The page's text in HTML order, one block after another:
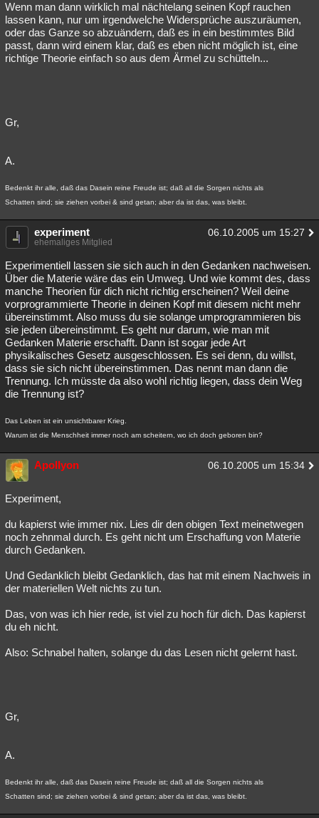
Wenn man dann wirklich mal nächtelang seinen Kopf rauchen
lassen kann, nur um irgendwelche Widersprüche auszuräumen,
oder das Ganze so abzuändern, daß es in ein bestimmtes Bild
passt, dann wird einem klar, daß es eben nicht möglich ist, eine
richtige Theorie einfach so aus dem Ärmel zu schütteln...
Gr,
A.
Bedenkt ihr alle, daß das Dasein reine Freude ist; daß all die Sorgen nichts als
Schatten sind; sie ziehen vorbei & sind getan; aber da ist das, was bleibt.
experiment 06.10.2005 um 15:27
ehemaliges Mitglied
Experimentiell lassen sie sich auch in den Gedanken nachweisen.
Über die Materie wäre das ein Umweg. Und wie kommt des, dass
manche Theorien für dich nicht richtig erscheinen? Weil deine
vorprogrammierte Theorie in deinen Kopf mit diesem nicht mehr
übereinstimmt. Also muss du sie solange umprogrammieren bis
sie jeden übereinstimmt. Es geht nur darum, wie man mit
Gedanken Materie erschafft. Dann ist sogar jede Art
physikalisches Gesetz ausgeschlossen. Es sei denn, du willst,
dass sie sich nicht übereinstimmen. Das nennt man dann die
Trennung. Ich müsste da also wohl richtig liegen, dass dein Weg
die Trennung ist?
Das Leben ist ein unsichtbarer Krieg.
Warum ist die Menschheit immer noch am scheitern, wo ich doch geboren bin?
Apollyon 06.10.2005 um 15:34
Experiment,
du kapierst wie immer nix. Lies dir den obigen Text meinetwegen
noch zehnmal durch. Es geht nicht um Erschaffung von Materie
durch Gedanken.
Und Gedanklich bleibt Gedanklich, das hat mit einem Nachweis in
der materiellen Welt nichts zu tun.
Das, von was ich hier rede, ist viel zu hoch für dich. Das kapierst
du eh nicht.
Also: Schnabel halten, solange du das Lesen nicht gelernt hast.
Gr,
A.
Bedenkt ihr alle, daß das Dasein reine Freude ist; daß all die Sorgen nichts als
Schatten sind; sie ziehen vorbei & sind getan; aber da ist das, was bleibt.